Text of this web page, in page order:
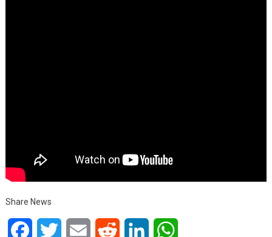
Share News
FacebookTwitter Email Reddit LinkedIn